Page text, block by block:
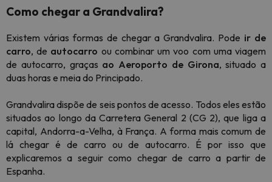
Como chegar a Grandvalira?
Existem várias formas de chegar a Grandvalira. Pode ir de
carro, de autocarro ou combinar um voo com uma viagem
de autocarro, graças ao Aeroporto de Girona, situado a
duas horas e meia do Principado.
Grandvalira dispõe de seis pontos de acesso. Todos eles estão
situados ao longo da Carretera General 2 (CG 2), que liga a
capital, Andorra-a-Velha, à França. A forma mais comum de
lá chegar é de carro ou de autocarro. É por isso que
explicaremos a seguir como chegar de carro a partir de
Espanha.